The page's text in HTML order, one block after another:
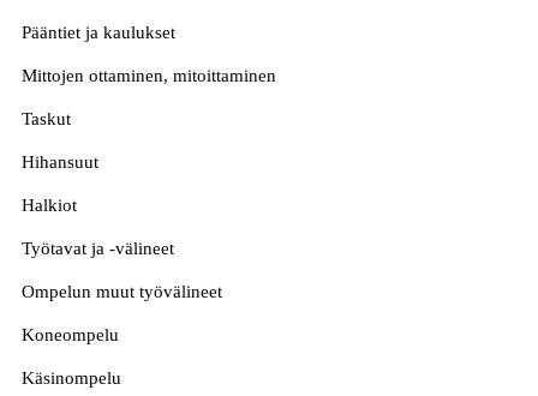
Pääntiet ja kaulukset
Mittojen ottaminen, mitoittaminen
Taskut
Hihansuut
Halkiot
Työtavat ja -välineet
Ompelun muut työvälineet
Koneompelu
Käsinompelu